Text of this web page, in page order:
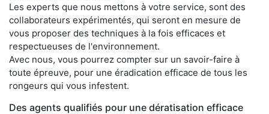
Les experts que nous mettons à votre service, sont des
collaborateurs expérimentés, qui seront en mesure de
vous proposer des techniques à la fois efficaces et
respectueuses de l'environnement.
Avec nous, vous pourrez compter sur un savoir-faire à
toute épreuve, pour une éradication efficace de tous les
rongeurs qui vous infestent.
Des agents qualifiés pour une dératisation efficace